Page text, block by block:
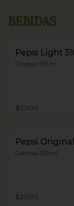
BEBIDAS
Pepsi Light
Gaseosa 310 ml
$2.900
Pepsi Original
Gaseosa 350 ml
$2.900